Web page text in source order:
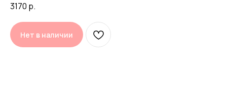
3170 р.
Нет в наличии